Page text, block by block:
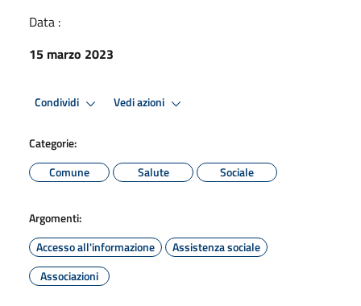
Data :
15 marzo 2023
Condividi Vedi azioni
Categorie:
Comune
Salute Sociale
Argomenti:
Accesso all'informazione
Assistenza sociale
Associazioni